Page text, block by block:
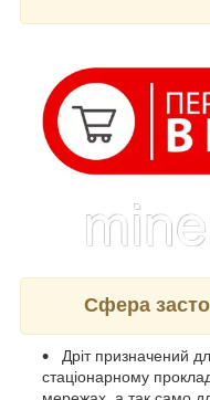
Сфера
Дріт призначений
стаціонарному